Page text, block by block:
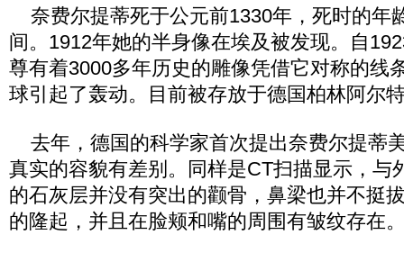
奈费尔提蒂死于公元前1330年，死时的年
间。1912年她的半身像在埃及被发现。自
尊有着3000多年历史的雕像凭借它对称的线
球引起了轰动。目前被存放于德国柏林阿尔
去年，德国的科学家首次提出奈费尔提蒂
真实的容貌有差别。同样是CT扫描显示，与
的石灰层并没有突出的颧骨，鼻梁也并不挺
的隆起，并且在脸颊和嘴的周围有皱纹存在